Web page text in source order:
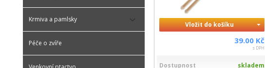
Krmiva a pamlsky
Péče o zvíře
Vložit do košíku
39.00 Kč
s DPH
Dostupnost skladem